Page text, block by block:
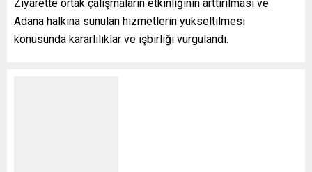
Ziyarette ortak çalışmaların etkinliğinin arttırılması ve
Adana halkına sunulan hizmetlerin yükseltilmesi
konusunda kararlılıklar ve işbirliği vurgulandı.